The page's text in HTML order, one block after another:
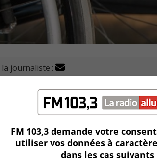
journaliste :
en logements des personnes
adaptés (AILIA) a déposé un
de la CMM.
criants des personnes handicapées
FM 103,3 demande votre
utiliser vos données à
dans les cas suivants